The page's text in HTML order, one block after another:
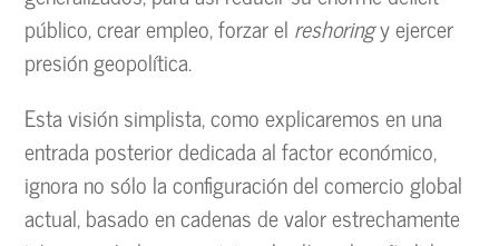
público, crear empleo, forzar el reshoringy ejercer
presión geopolítica.
Esta visión simplista, como explicaremos en una
entrada posterior dedicada al factor económico,
ignora no sólo la configuración del comercio global
actual, basado en cadenas de valor estrechamente